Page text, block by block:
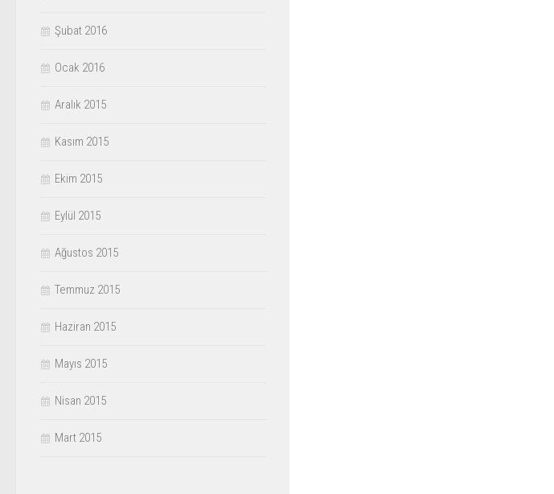
Şubat 2016
Ocak 2016
Aralık 2015
Kasım 2015
Ekim 2015
Eylül 2015
Ağustos 2015
Temmuz 2015
Haziran 2015
Mayıs 2015
Nisan 2015
Mart 2015